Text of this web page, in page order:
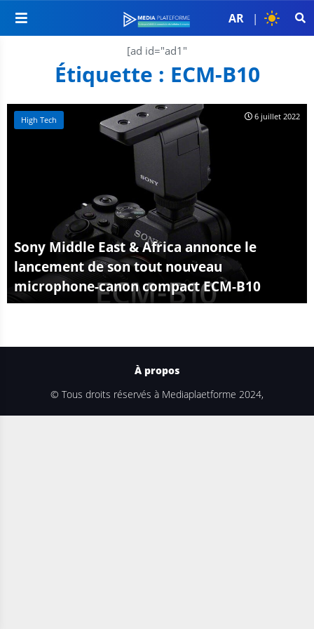
AR |
[ad id="ad1"
Étiquette : ECM-B10
High Tech
Sony Middle East & Africa annonce le
lancement de son tout nouveau
microphone-canon compact ECM-B10
6 juillet 2022
© Tous droits réservés à Mediaplaetforme 2024,
À propos